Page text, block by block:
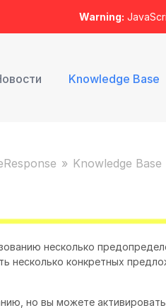
Warning:
Knowledge Base
Knowledge Base
несколько
несколько конкретных
но вы можете